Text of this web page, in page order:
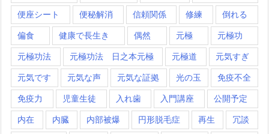
便座シート 便秘解消 信頼関係 修練 倒れる
偏食 健康で長生き 偶然 元極 元極功
元極功法 元極功法 日之本元極 元極道 元気すぎ
元気です 元気な声 元気な証拠 光の玉 免疫不全
免疫力 児童生徒 入れ歯 入門講座 公開予定
内在 内臓 内部被爆 円形脱毛症 再生 冗談